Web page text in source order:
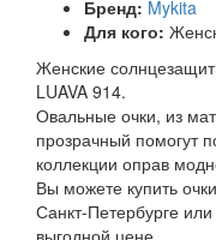
Бренд: Mykita
Для кого:
Женские
LUAVA 914.
Овальные очки, из
прозрачный помогут
коллекции оправ
Вы можете купить
Санкт-Петербурге
выгодной цене.